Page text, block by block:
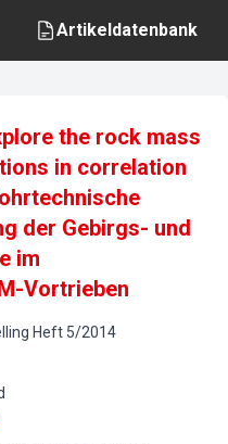
Artikeldatenbank
the rock mass
in correlation
der Gebirgs- und
im
Vortrieben
Heft 5/2014